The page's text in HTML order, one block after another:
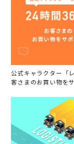
公式キャラクター「
客さまのお買い物を